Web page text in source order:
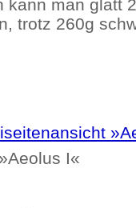
kann man glatt
trotz 260g
I«